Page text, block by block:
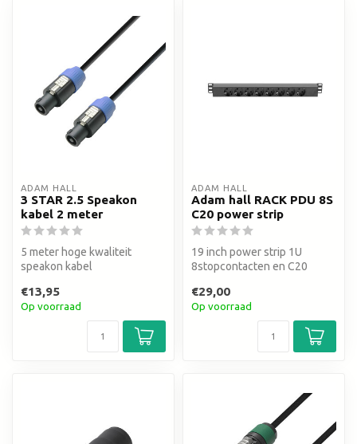
ADAM HALL
3 STAR 2.5 Speakon
kabel 2 meter
5 meter hoge kwaliteit
speakon kabel
€13,95
Op voorraad
ADAM HALL
Adam hall RACK PDU 8S
C20 power strip
19 inch power strip 1U
8stopcontacten en C20
€29,00
Op voorraad